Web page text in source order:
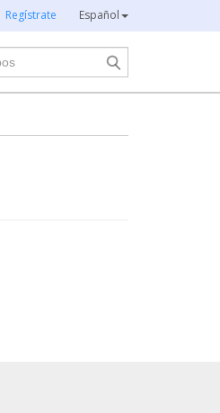
Regístrate Español